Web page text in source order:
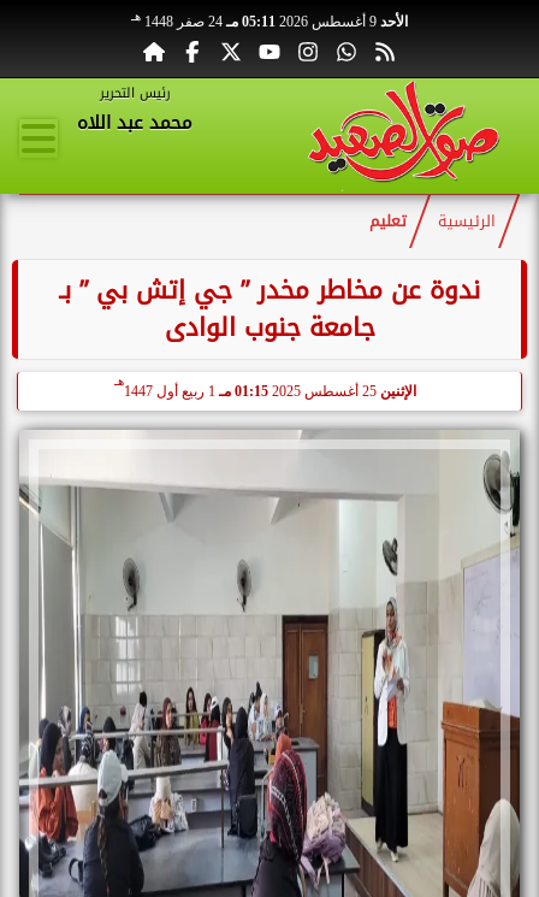
الأحد 05:11 مـ 24 صفر 1448 هـ
رئيس التحرير
محمد عبد اللاه
الرئيسية تعليم
ندوة عن مخاطر مخدر ” جي إتش بي ” بـ
جامعة جنوب الوادى
الإثنين 25 أغسطس 2025 01:15 مـ 1 ربيع أول 1447
هـ